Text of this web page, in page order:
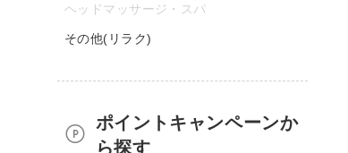
ヘッドマッサージ・スパ
その他(リラク)
ポイントキャンペーンか
ら探す